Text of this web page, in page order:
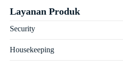
Layanan Produk
Security
Housekeeping